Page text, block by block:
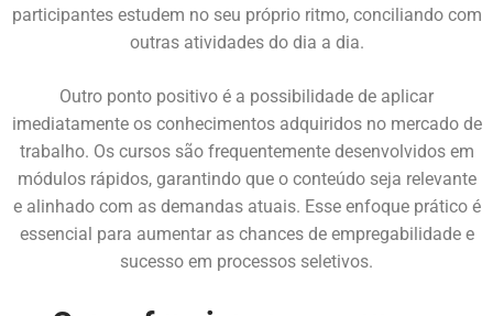
participantes estudem no seu próprio ritmo, conciliando com
outras atividades do dia a dia.
Outro ponto positivo é a possibilidade de aplicar
imediatamente os conhecimentos adquiridos no mercado de
trabalho. Os cursos são frequentemente desenvolvidos em
módulos rápidos, garantindo que o conteúdo seja relevante
e alinhado com as demandas atuais. Esse enfoque prático é
essencial para aumentar as chances de empregabilidade e
sucesso em processos seletivos.